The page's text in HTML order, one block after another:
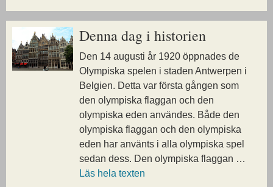
Denna dag i historien
Den 14 augusti år 1920 öppnades de
Olympiska spelen i staden Antwerpen i
Belgien. Detta var första gången som
den olympiska flaggan och den
olympiska eden användes. Både den
olympiska flaggan och den olympiska
eden har använts i alla olympiska spel
sedan dess. Den olympiska flaggan …
Läs hela texten